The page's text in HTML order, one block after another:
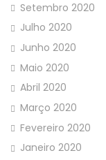
Setembro 2020
Julho 2020
Junho 2020
Maio 2020
Abril 2020
Março 2020
Fevereiro 2020
Janeiro 2020